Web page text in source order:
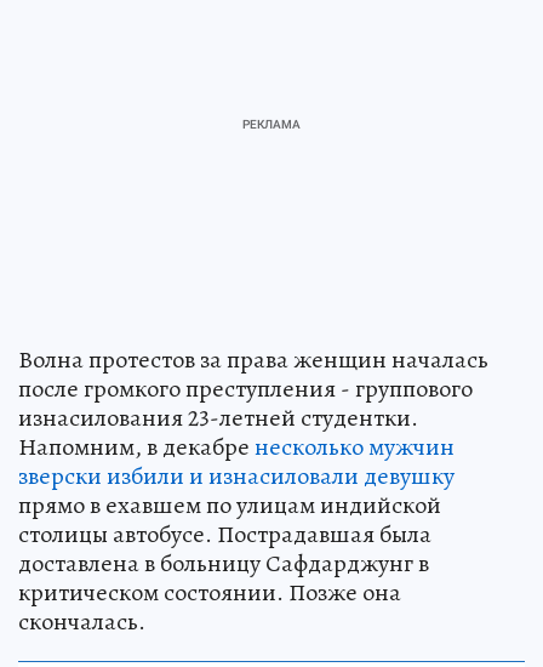
Волна протестов за права женщин началась
после громкого преступления - группового
изнасилования 23-летней студентки.
Напомним, в декабренесколько мужчин
зверски избили и изнасиловали девушку
прямо в ехавшем по улицам индийской
столицы автобусе. Пострадавшая была
доставлена в больницу Сафдарджунг в
критическом состоянии. Позже она
скончалась.